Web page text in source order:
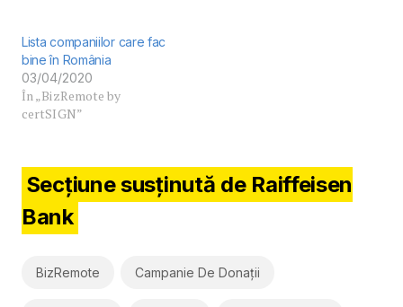
Lista companiilor care fac
bine în România
03/04/2020
În „BizRemote by
certSIGN”
Secțiune susținută de Raiffeisen
Bank
BizRemote Campanie De Donații